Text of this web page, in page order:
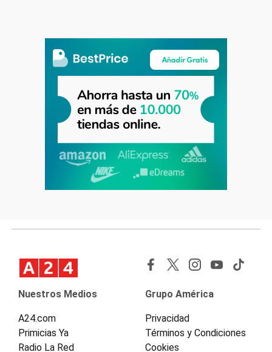
Nuestros Medios
A24.com
Primicias Ya
Radio La Red
Grupo América
Privacidad
Términos y Condiciones
Cookies